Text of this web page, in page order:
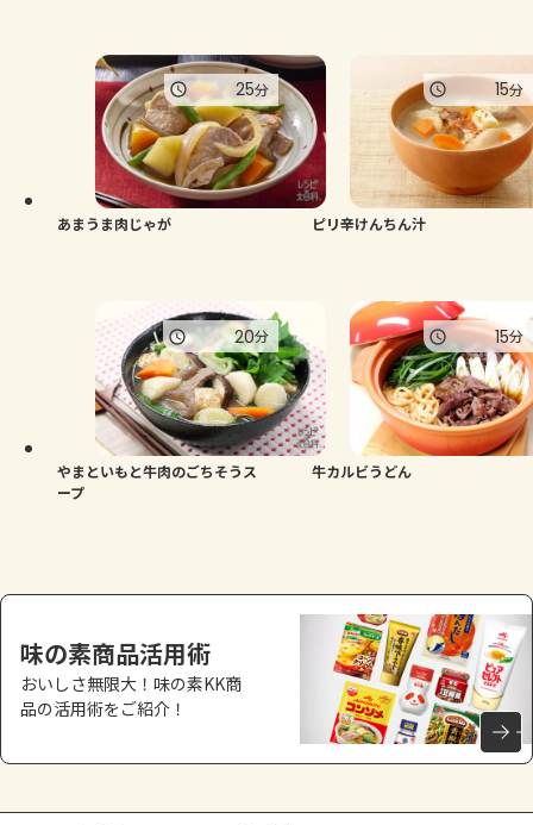
あまうま肉じゃが
25分
ピリ辛けんちん汁
15分
やまといもと牛肉のごちそうス
ープ
20分
牛カルビうどん
15分
味の素商品活用術
おいしさ無限大！味の素KK商
品の活用術をご紹介！